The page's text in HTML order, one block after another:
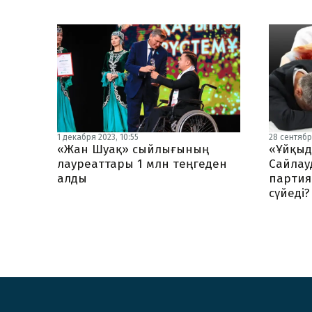
1 декабря 2023, 10:55
«Жан Шуақ» сыйлығының
лауреаттары 1 млн теңгеден
алды
28
сүйеді?